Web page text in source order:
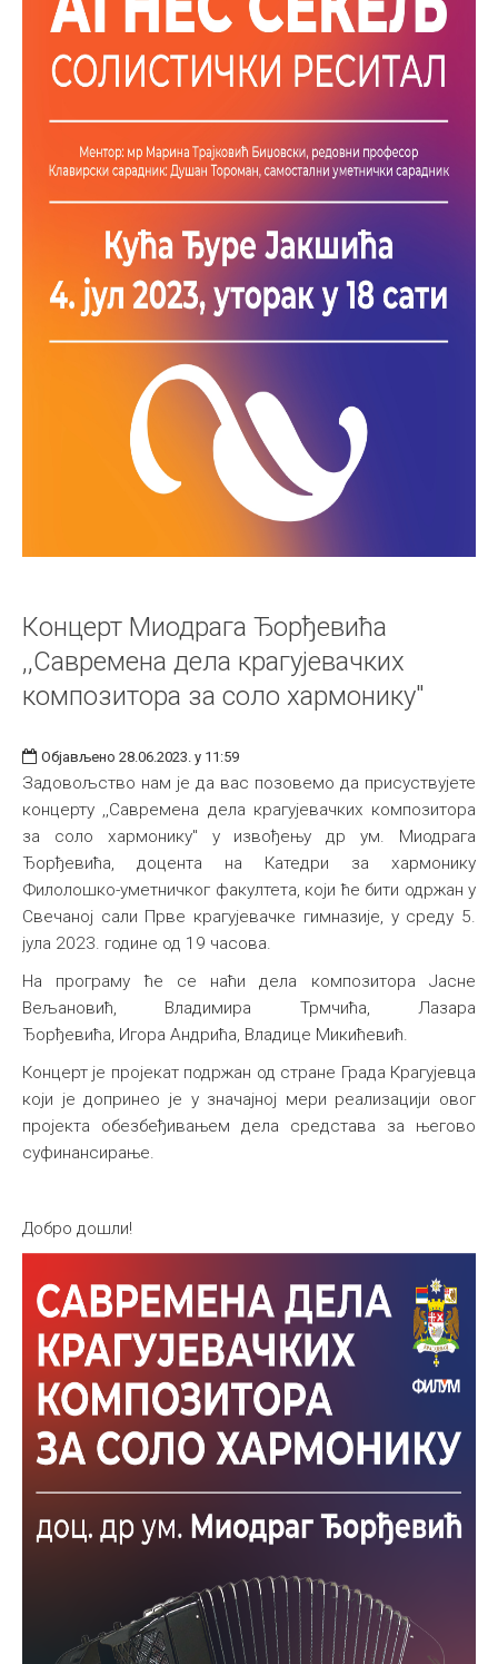
Концерт Миодрага Ђорђевића
,,Савремена дела крагујевачких
композитора за соло хармонику"
Објављено 28.06.2023. у 11:59
Задовољство нам је да вас позовемо да присуствујете
концерту ,,Савремена дела крагујевачких композитора
за соло хармонику" у извођењу др ум. Миодрага
Ђорђевића, доцента на Катедри за хармонику
Филолошко-уметничког факултета, који ће бити одржан у
Свечаној сали Прве крагујевачке гимназије, у среду 5.
јула 2023. године од 19 часова.
На програму ће се наћи дела композитора Јаснe
Вељановић, Владимирa Трмчићa, Лазарa
Ђорђевићa, Игорa Андрићa, Владицe Микићевић.
Концерт је пројекат подржан од стране Града Крагујевца
који је допринео је у значајној мери реализацији овог
пројекта обезбеђивањем дела средстава за његово
суфинансирање.
Добро дошли!